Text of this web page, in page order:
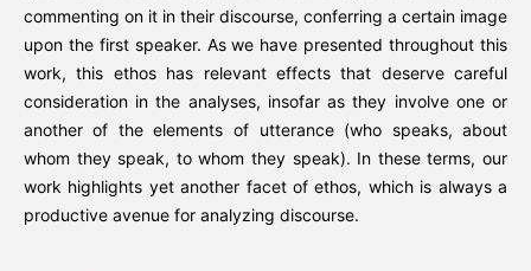
commenting on it in their discourse, conferring a certain image
upon the first speaker. As we have presented throughout this
work, this ethos has relevant effects that deserve careful
consideration in the analyses, insofar as they involve one or
another of the elements of utterance (who speaks, about
whom they speak, to whom they speak). In these terms, our
work highlights yet another facet of ethos, which is always a
productive avenue for analyzing discourse.